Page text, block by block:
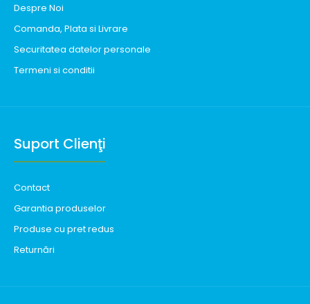
Despre Noi
Comanda, Plata si Livrare
Securitatea datelor personale
Termeni si conditii
Suport Clienţi
Contact
Garantia produselor
Produse cu pret redus
Returnări